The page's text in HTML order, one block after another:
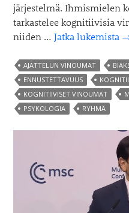
järjestelmä. Ihmismielen
tarkastelee kognitiivisia
niiden …Jatka lukemista
AJATTELUN VINOUMAT
ENNUSTETTAVUUS
KOGNITIIVISET VINOUMAT
PSYKOLOGIA
RYHMÄ